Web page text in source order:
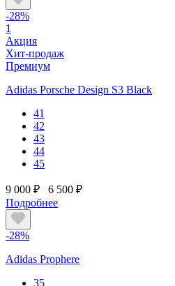
-28%
1
Акция
Хит-продаж
Премиум
Adidas Porsche Design S3 Black
41
42
43
44
45
9 000 ₽
6 500 ₽
Подробнее
-28%
Adidas Prophere
35